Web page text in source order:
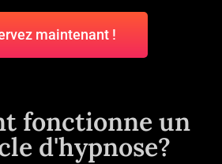
maintenant !
fonctionne un
d'hypnose?